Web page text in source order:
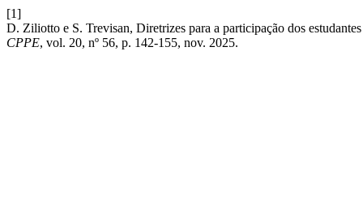
[1]
D. Ziliotto e S. Trevisan, Diretrizes para a participação dos
CPPE, vol. 20, nº 56, p. 142-155, nov. 2025.